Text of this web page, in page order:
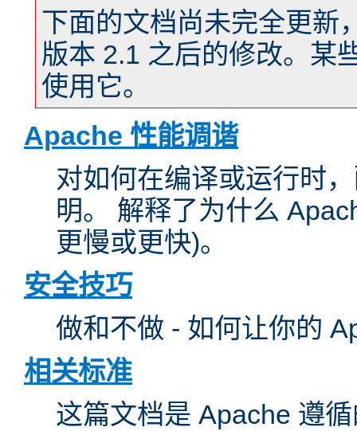
下面的文档尚未完全更新
版本 2.1 之后的修改。某
使用它。
Apache 性能调谐
对如何在编译或运行时
明。 解释了为什么
更慢或更快)。
安全技巧
做和不做 - 如何让你的
相关标准
这篇文档是 Apache 遵